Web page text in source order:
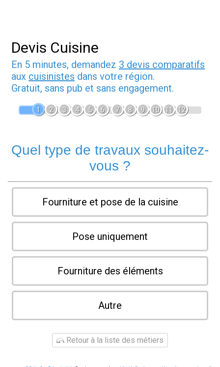
Devis Cuisine
En 5 minutes, demandez 3 devis comparatifs
aux cuisinistes dans votre région.
Gratuit, sans pub et sans engagement.
1 2 3 4 5 6 7 8 9 10 11 12
Quel type de travaux souhaitez-
vous ?
Fourniture et pose de la cuisine
Pose uniquement
Fourniture des éléments
Autre
Retour à la liste des métiers